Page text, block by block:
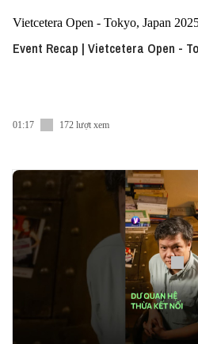
Vietcetera Open - Tokyo, Japan
Event Recap | Vietcetera Open -
01:17 172 lượt xem